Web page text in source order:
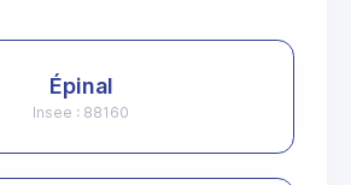
Épinal
Insee : 88160